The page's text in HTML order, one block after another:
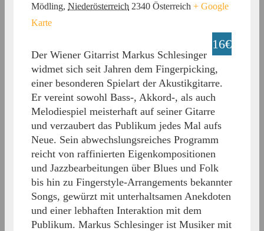
Mödling, Niederösterreich 2340 Österreich + Google
Karte
16€
Der Wiener Gitarrist Markus Schlesinger
widmet sich seit Jahren dem Fingerpicking,
einer besonderen Spielart der Akustikgitarre.
Er vereint sowohl Bass-, Akkord-, als auch
Melodiespiel meisterhaft auf seiner Gitarre
und verzaubert das Publikum jedes Mal aufs
Neue. Sein abwechslungsreiches Programm
reicht von raffinierten Eigenkompositionen
und Jazzbearbeitungen über Blues und Folk
bis hin zu Fingerstyle-Arrangements bekannter
Songs, gewürzt mit unterhaltsamen Anekdoten
und einer lebhaften Interaktion mit dem
Publikum. Markus Schlesinger ist Musiker mit